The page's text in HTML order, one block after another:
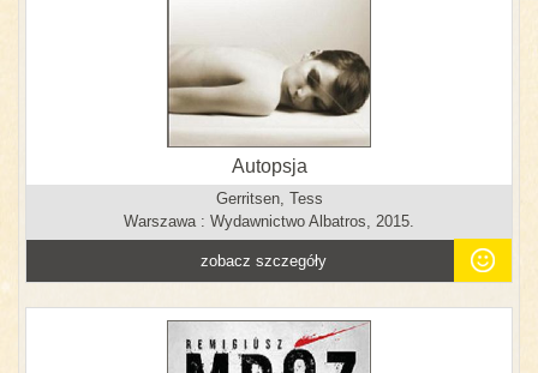
Autopsja
Gerritsen, Tess
Warszawa : Wydawnictwo Albatros, 2015.
zobacz szczegóły